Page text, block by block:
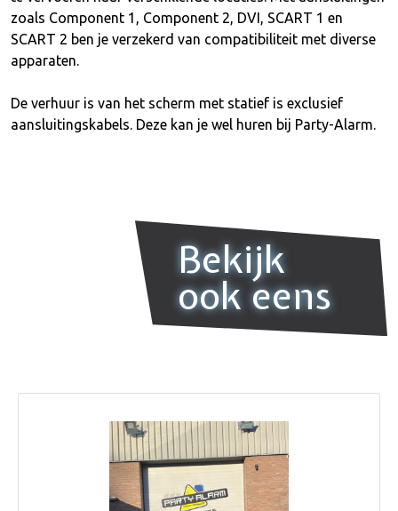
zoals Component 1, Component 2, DVI, SCART 1 en
SCART 2 ben je verzekerd van compatibiliteit met diverse
apparaten.
De verhuur is van het scherm met statief is exclusief
aansluitingskabels. Deze kan je wel huren bij Party-Alarm.
Bekijk
ook eens